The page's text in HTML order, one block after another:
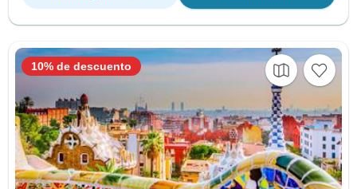
10% de descuento